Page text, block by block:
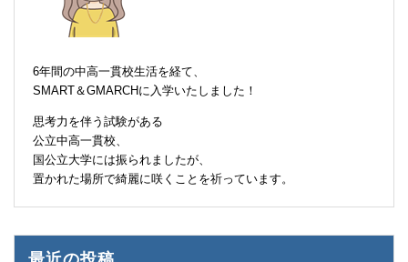
6年間の中高一貫校生活を経て、
SMART＆GMARCHに入学いたしました！
思考力を伴う試験がある
公立中高一貫校、
国公立大学には振られましたが、
置かれた場所で綺麗に咲くことを祈っています。